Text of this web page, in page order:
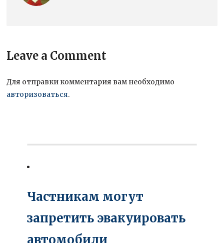
Leave a Comment
Для отправки комментария вам необходимо
авторизоваться.
Частникам могут
запретить эвакуировать
автомобили